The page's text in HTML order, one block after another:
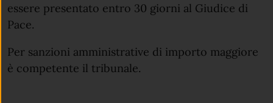
essere presentato entro 30 giorni al Giudice di
Pace.
Per sanzioni amministrative di importo maggiore
è competente il tribunale.